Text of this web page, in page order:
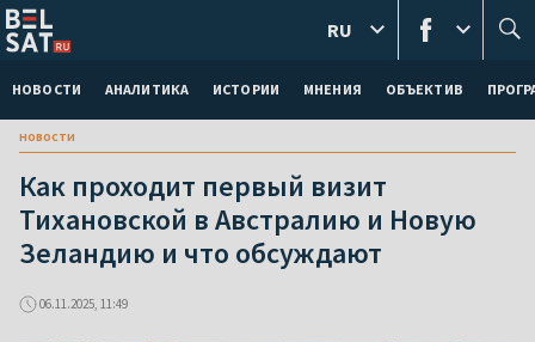
НОВОСТИ АНАЛИТИКА ИСТОРИИ МНЕНИЯ ОБЪЕКТИВ
RU
новости
Как проходит первый визит
Тихановской в Австралию и Новую
Зеландию и что обсуждают
06.11.2025, 11:49